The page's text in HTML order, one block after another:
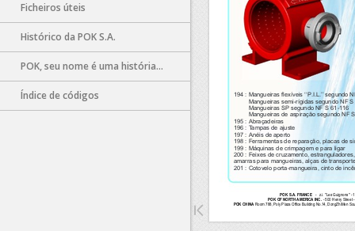
Ficheiros úteis
Histórico da POK S.A.
POK, seu nome é uma história...
Índice de códigos